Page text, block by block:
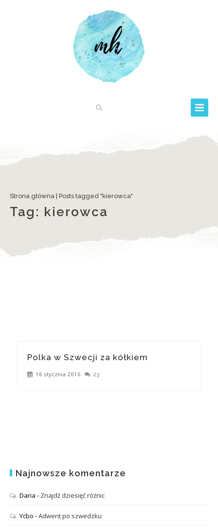
Strona główna Posts tagged "kierowca"
Tag: kierowca
Polka w Szwecji za kółkiem
16 stycznia 2016 23
Najnowsze komentarze
Daria - Znajdź dziesięć różnic
Ycbo -Adwent po szwedzku